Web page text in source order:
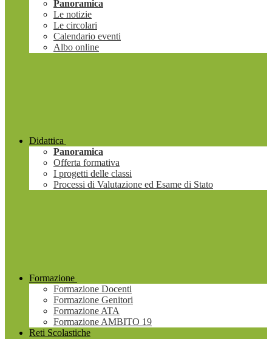
Panoramica
Le notizie
Le circolari
Calendario eventi
Albo online
Didattica
Panoramica
Offerta formativa
I progetti delle classi
Processi di Valutazione ed Esame di Stato
Formazione
Formazione Docenti
Formazione Genitori
Formazione ATA
Formazione AMBITO 19
Reti Scolastiche